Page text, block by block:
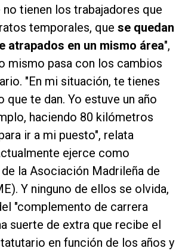
tienen los trabajadores que
temporales, que se quedan
atrapados en un mismo área",
mismo pasa con los cambios
"En mi situación, te tienes
que te dan. Yo estuve un año
haciendo 80 kilómetros
ir a mi puesto", relata
ejerce como
la Asociación Madrileña de
Y ninguno de ellos se olvida,
"complemento de carrera
suerte de extra que recibe el
en función de los años y